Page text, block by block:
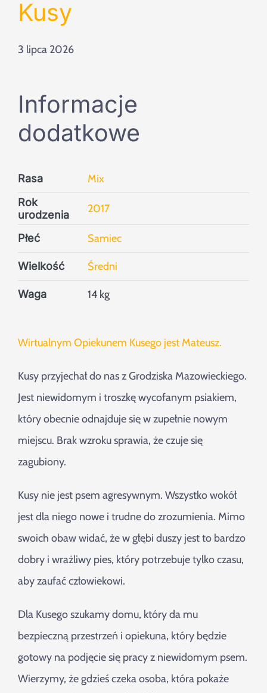
Szukaj
Kusy
3 lipca 2026
Informacje
dodatkowe
Rasa Mix
Rok
urodzenia
2017
Płeć Samiec
Wielkość Średni
Waga 14 kg
Wirtualnym Opiekunem Kusego jest Mateusz.
Kusy przyjechał do nas z Grodziska Mazowieckiego.
Jest niewidomym i troszkę wycofanym psiakiem,
który obecnie odnajduje się w zupełnie nowym
miejscu. Brak wzroku sprawia, że czuje się
zagubiony.
Kusy nie jest psem agresywnym. Wszystko wokół
jest dla niego nowe i trudne do zrozumienia. Mimo
swoich obaw widać, że w głębi duszy jest to bardzo
dobry i wrażliwy pies, który potrzebuje tylko czasu,
aby zaufać człowiekowi.
Dla Kusego szukamy domu, który da mu
bezpieczną przestrzeń i opiekuna, który będzie
gotowy na podjęcie się pracy z niewidomym psem.
Wierzymy, że gdzieś czeka osoba, która pokaże